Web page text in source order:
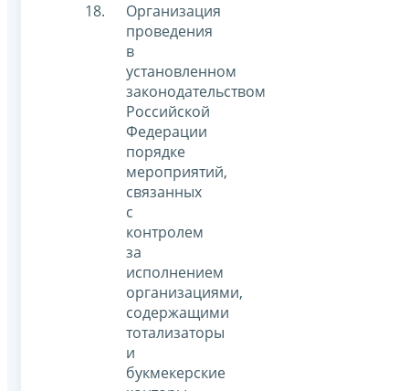
Организация
проведения
в
установленном
законодательством
Российской
Федерации
порядке
мероприятий,
связанных
с
контролем
за
исполнением
организациями,
содержащими
тотализаторы
и
букмекерские